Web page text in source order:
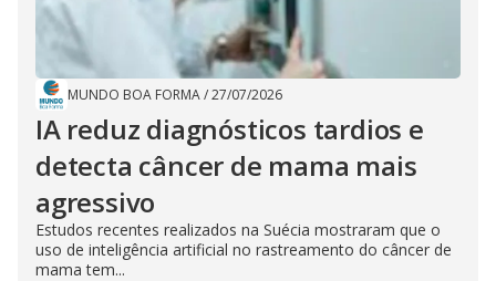
MUNDO BOA FORMA/27/07/2026
IA reduz diagnósticos tardios e
detecta câncer de mama mais
agressivo
Estudos recentes realizados na Suécia mostraram que o
uso de inteligência artificial no rastreamento do câncer de
mama tem...